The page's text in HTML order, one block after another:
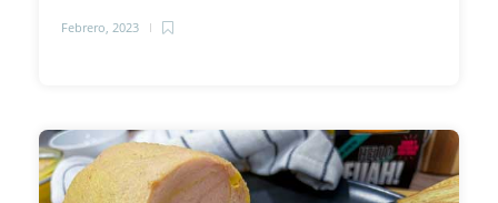
Febrero, 2023